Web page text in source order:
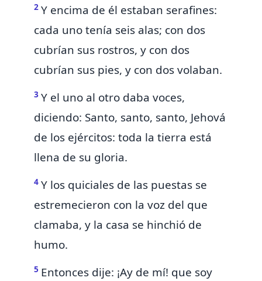
2 Y encima de él estaban serafines:
cada uno tenía seis alas; con dos
cubrían sus rostros, y con dos
cubrían sus pies, y con dos volaban.
3 Y el uno al otro daba voces,
diciendo: Santo, santo, santo, Jehová
de los ejércitos: toda la tierra está
llena de su gloria.
4 Y los quiciales de las puestas se
estremecieron con la voz del que
clamaba, y la casa se hinchió de
humo.
5 Entonces dije: ¡Ay de mí! que soy